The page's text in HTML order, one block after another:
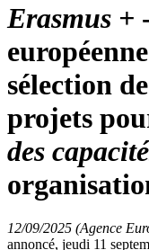
Erasmus +
sélection
projets
des
12/09/2025 (Agence
annoncé, jeudi 11